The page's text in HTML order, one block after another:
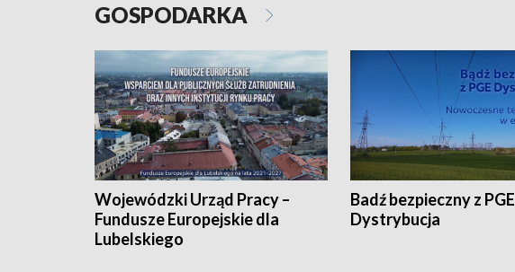
GOSPODARKA
Wojewódzki Urząd Pracy –
Fundusze Europejskie dla
Lubelskiego
Badź bezpieczny z PGE
Dystrybucja